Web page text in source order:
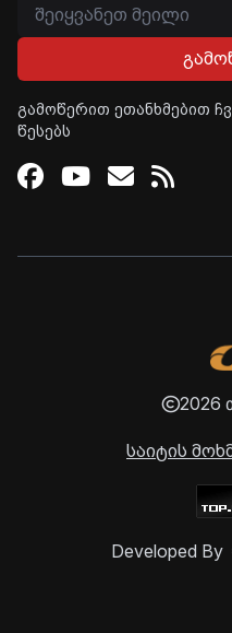
გამოწერით ეთანხმებით
წესებს
Facebook
Youtube
Email
RSS
2026
საიტის
Developed By